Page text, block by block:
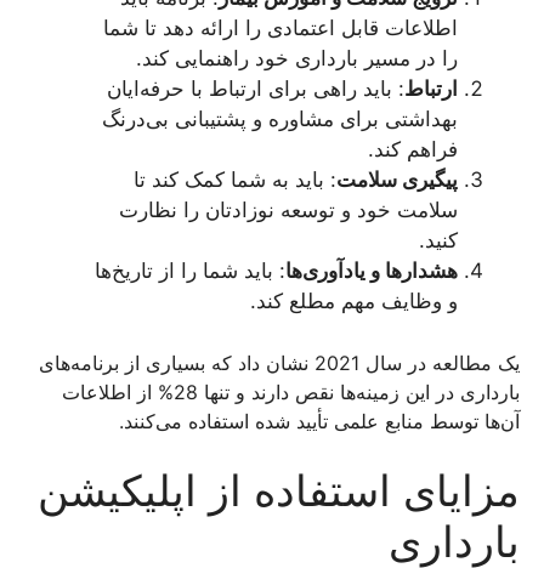
اطلاعات قابل اعتمادی را ارائه دهد تا شما
را در مسیر بارداری خود راهنمایی کند.
ارتباط: باید راهی برای ارتباط با حرفه‌ایان
بهداشتی برای مشاوره و پشتیبانی بی‌درنگ
فراهم کند.
پیگیری سلامت: باید به شما کمک کند تا
سلامت خود و توسعه نوزادتان را نظارت
کنید.
هشدار‌ها و یادآوری‌ها: باید شما را از تاریخ‌ها
و وظایف مهم مطلع کند.
یک مطالعه در سال 2021 نشان داد که بسیاری از برنامه‌های
بارداری در این زمینه‌ها نقص دارند و تنها 28% از اطلاعات
آن‌ها توسط منابع علمی تأیید شده استفاده می‌کنند.
مزایای استفاده از اپلیکیشن
بارداری